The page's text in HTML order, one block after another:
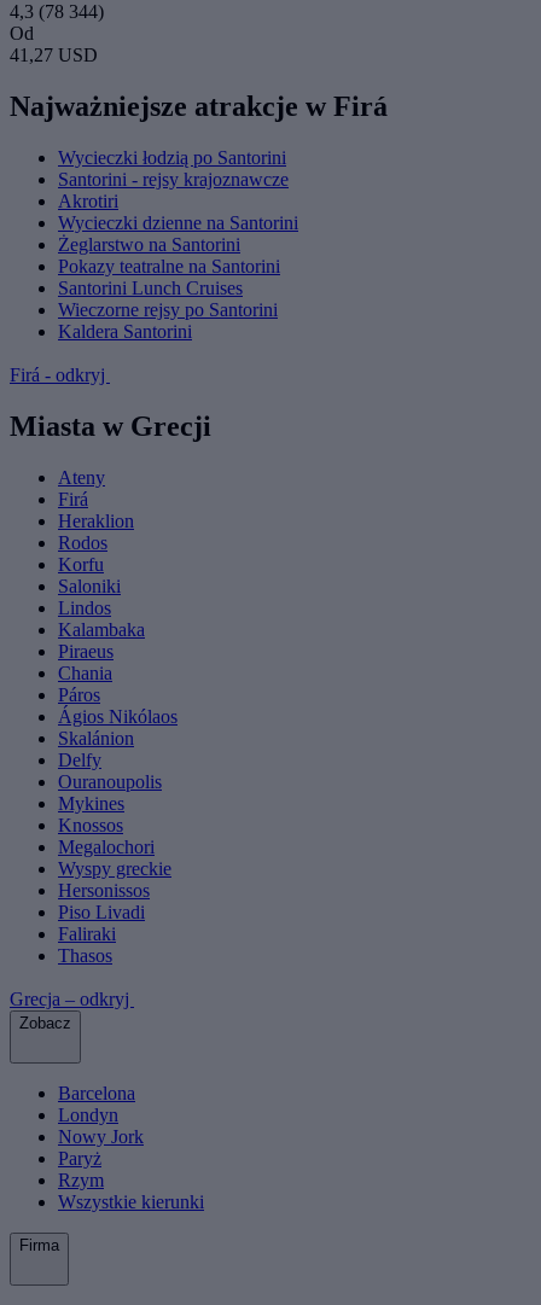
4,3 (78 344)
Od
41,27 USD
Najważniejsze atrakcje w Firá
Wycieczki łodzią po Santorini
Santorini - rejsy krajoznawcze
Akrotiri
Wycieczki dzienne na Santorini
Żeglarstwo na Santorini
Pokazy teatralne na Santorini
Santorini Lunch Cruises
Wieczorne rejsy po Santorini
Kaldera Santorini
Firá - odkryj
Miasta w Grecji
Ateny
Firá
Heraklion
Rodos
Korfu
Saloniki
Lindos
Kalambaka
Piraeus
Chania
Páros
Ágios Nikólaos
Skalánion
Delfy
Ouranoupolis
Mykines
Knossos
Megalochori
Wyspy greckie
Hersonissos
Piso Livadi
Faliraki
Thasos
Grecja – odkryj
Zobacz
Barcelona
Londyn
Nowy Jork
Paryż
Rzym
Wszystkie kierunki
Firma